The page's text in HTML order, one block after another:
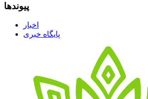
پیوندها
اخبار
پایگاه خبری